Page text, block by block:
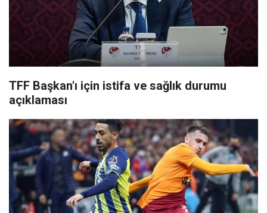
TFF Başkan'ı için istifa ve sağlık durumu
açıklaması